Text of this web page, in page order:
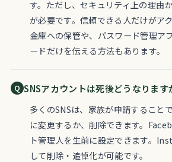
す。ただし、セキュリティ上の理由
が必要です。信頼できる人だけがア
金庫への保管や、パスワード管理ア
ードだけを伝える方法もあります。
SNSアカウントは死後どうなります
多くのSNSは、家族が申請すること
に変更するか、削除できます。
ト管理人を生前に設定できます。
して削除・追悼化が可能です。